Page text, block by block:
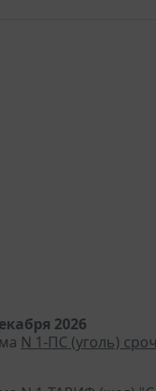
2026
N 1-ПС (уголь)